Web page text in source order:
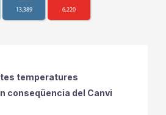
13,389 6,220
temperatures
conseqüencia del Canvi